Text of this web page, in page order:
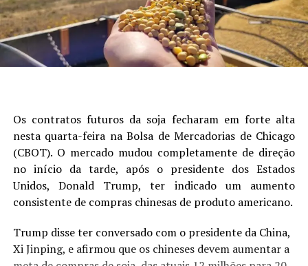
Os contratos futuros da soja fecharam em forte alta
nesta quarta-feira na Bolsa de Mercadorias de Chicago
(CBOT). O mercado mudou completamente de direção
no início da tarde, após o presidente dos Estados
Unidos, Donald Trump, ter indicado um aumento
consistente de compras chinesas de produto americano.
Trump disse ter conversado com o presidente da China,
Xi Jinping, e afirmou que os chineses devem aumentar a